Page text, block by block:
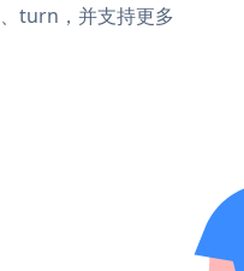
turn，并支持更多